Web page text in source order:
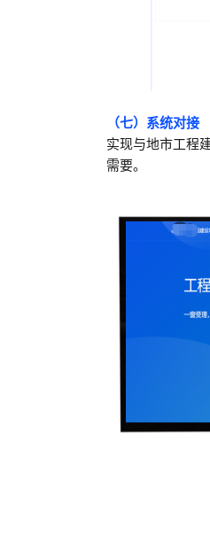
（七）系统对接
实现与地市工程
需要。